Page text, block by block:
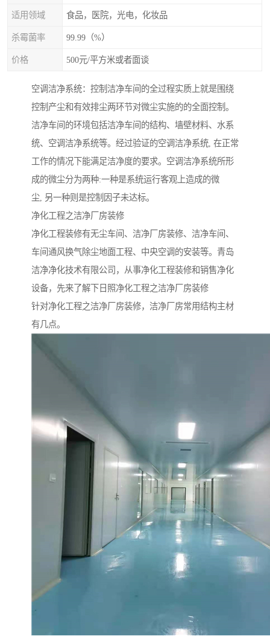
适用领域 食品，医院，光电，化妆品
杀霉菌率 99.99（%）
价格 500元/平方米或者面谈
空调洁净系统：控制洁净车间的全过程实质上就是围绕
控制产尘和有效排尘两环节对微尘实施的的全面控制。
洁净车间的环境包括洁净车间的结构、墙壁材料、水系
统、空调洁净系统等。经过验证的空调洁净系统, 在正常
工作的情况下能满足洁净度的要求。空调洁净系统所形
成的微尘分为两种:一种是系统运行客观上造成的微
尘, 另一种则是控制因子未达标。
净化工程之洁净厂房装修
净化工程装修有无尘车间、洁净厂房装修、洁净车间、
车间通风换气除尘地面工程、中央空调的安装等。青岛
洁净净化技术有限公司，从事净化工程装修和销售净化
设备，先来了解下日照净化工程之洁净厂房装修
针对净化工程之洁净厂房装修，洁净厂房常用结构主材
有几点。